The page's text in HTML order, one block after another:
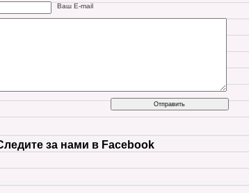
Ваш E-mail
за нами в Facebook